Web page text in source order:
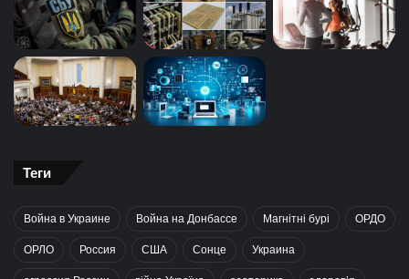
Теги
Война в Украине Война на Донбассе Магнітні бурі ОРДО
ОРЛО Россия США Сонце Украина